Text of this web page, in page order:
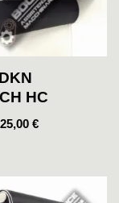
HC
€